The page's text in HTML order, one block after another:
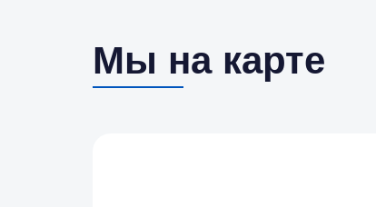
Мы на карте